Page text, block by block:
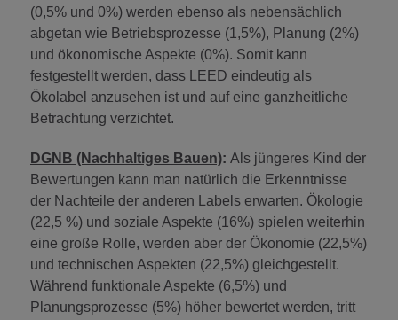
(0,5% und 0%) werden ebenso als nebensächlich
abgetan wie Betriebsprozesse (1,5%), Planung (2%)
und ökonomische Aspekte (0%). Somit kann
festgestellt werden, dass LEED eindeutig als
Ökolabel anzusehen ist und auf eine ganzheitliche
Betrachtung verzichtet.
DGNB (Nachhaltiges Bauen): Als jüngeres Kind der
Bewertungen kann man natürlich die Erkenntnisse
der Nachteile der anderen Labels erwarten. Ökologie
(22,5 %) und soziale Aspekte (16%) spielen weiterhin
eine große Rolle, werden aber der Ökonomie (22,5%)
und technischen Aspekten (22,5%) gleichgestellt.
Während funktionale Aspekte (6,5%) und
Planungsprozesse (5%) höher bewertet werden, tritt